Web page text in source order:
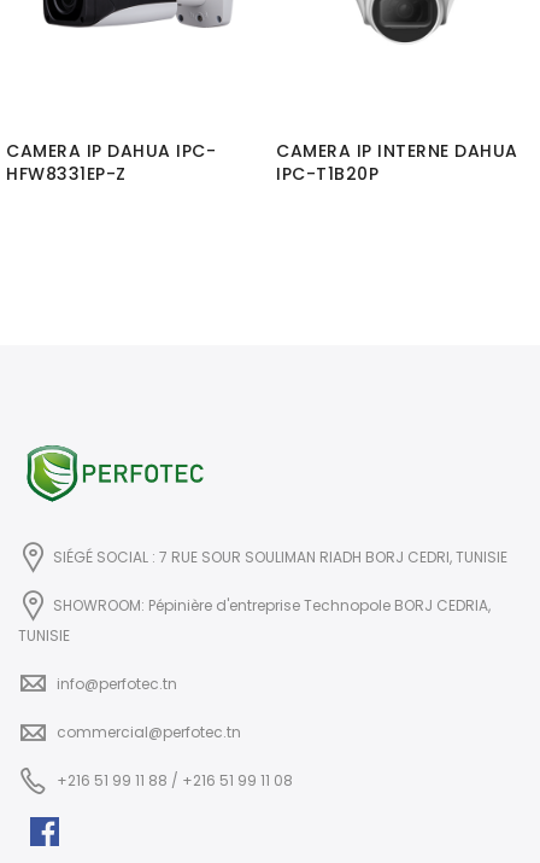
CAMERA IP DAHUA IPC-
HFW8331EP-Z
CAMERA IP INTERNE DAHUA
IPC-T1B20P
SIÉGÉ SOCIAL : 7 RUE SOUR SOULIMAN RIADH BORJ CEDRI, TUNISIE
SHOWROOM: Pépinière d'entreprise Technopole BORJ CEDRIA,
TUNISIE
info@perfotec.tn
commercial@perfotec.tn
+216 51 99 11 88 / +216 51 99 11 08